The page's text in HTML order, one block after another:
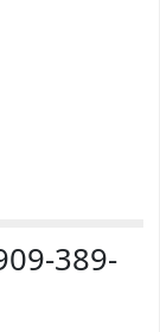
389-